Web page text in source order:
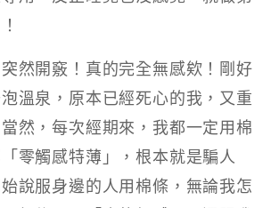
然開竅！真的完全無感欸！剛好
溫泉，原本已經死心的我，又重
然，每次經期來，我都一定用棉
零觸感特薄」，根本就是騙人
說服身邊的人用棉條，無論我怎